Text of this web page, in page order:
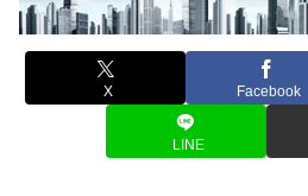
X Facebook
LINE